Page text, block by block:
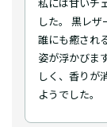
した。 黒レザ
誰にも癒され
姿が浮かびま
しく、香りが
ようでし